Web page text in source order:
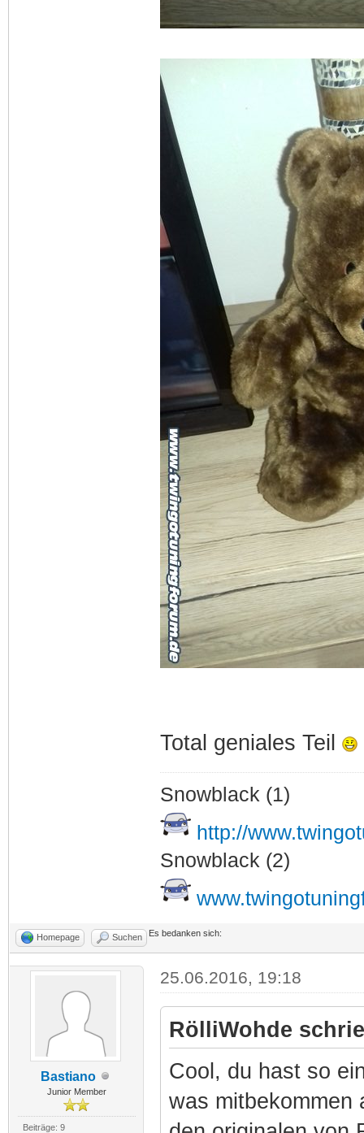
Total geniales Teil
Snowblack (1)
http://
Snowblack (2)
Homepage Suchen Es bedanken sich:
Bastiano
Junior Member
Beiträge: 9
25.06.2016, 19:18
RölliWohde
Cool, du hast so
was mitbekommen